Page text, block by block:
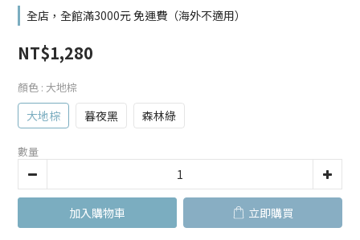
全店，全館滿3000元 免運費（海外不適用）
NT$1,280
顏色 : 大地棕
大地棕 暮夜黑 森林綠
數量
加入購物車 立即購買